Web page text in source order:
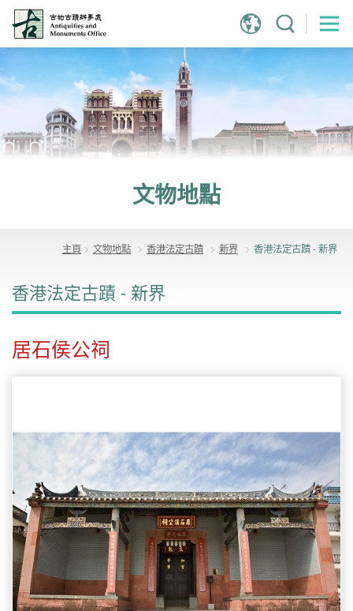
到
內
容
文物地點
主頁 文物地點 香港法定古蹟 新界 香港法定古蹟 - 新界
香港法定古蹟 - 新界
居石侯公祠